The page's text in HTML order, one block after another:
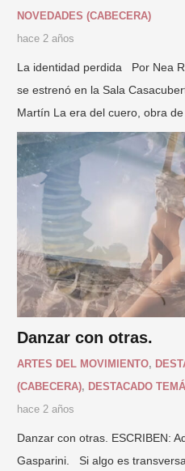
NOVEDADES (CABECERA)
hace 2 años
La identidad perdida Por Nea
se estrenó en la Sala
Martín La era del cuero, obra
Danzar con otras.
ARTES DEL MOVIMIENTO,
(CABECERA), DESTACADO
hace 2 años
Danzar con otras. ESCRIBEN:
Gasparini. Si algo es